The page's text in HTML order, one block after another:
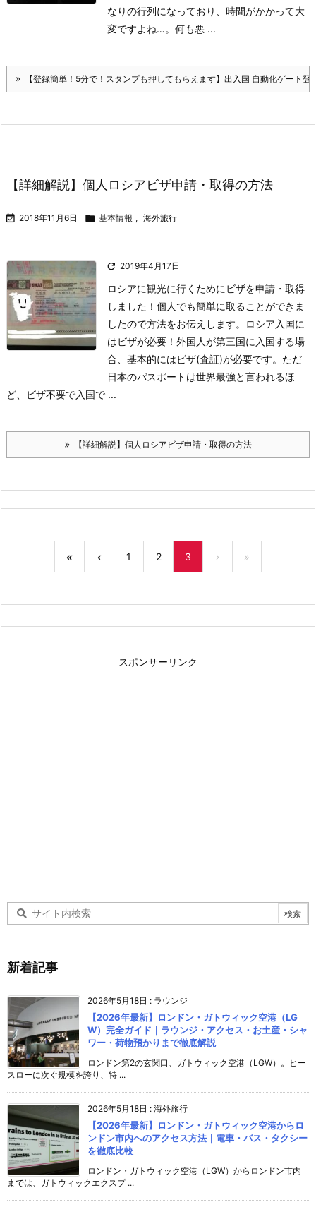
なりの行列になっており、時間がかかって大
変ですよね…。 何も悪 ...
【登録簡単！5分で！スタンプも押してもらえます】出入国 自動化ゲート登
【詳細解説】個人ロシアビザ申請・取得の方法
 2018年11月6日  基本情報 , 海外旅行
 2019年4月17日
ロシアに観光に行くためにビザを申請・取得
しました！ 個人でも簡単に取ることができま
したので方法をお伝えします。
ロシア入国に
はビザが必要！ 外国人が第三国に入国する場
合、基本的にはビザ(査証)が必要です。 ただ
日本のパスポートは世界最強と言われるほ
ど、ビザ不要で入国で ...
【詳細解説】個人ロシアビザ申請・取得の方法
« ‹ 1 2 3 › »
スポンサーリンク
新着記事
2026年5月18日 : ラウンジ
【2026年最新】ロンドン・ガトウィック空港（LG
W）完全ガイド｜ラウンジ・アクセス・お土産・シャ
ワー・荷物預かりまで徹底解説
ロンドン第2の玄関口、ガトウィック空港（LGW）。ヒー
スローに次ぐ規模を誇り、特 ...
2026年5月18日 : 海外旅行
【2026年最新】ロンドン・ガトウィック空港からロ
ンドン市内へのアクセス方法｜電車・バス・タクシー
を徹底比較
ロンドン・ガトウィック空港（LGW）からロンドン市内
までは、ガトウィックエクスプ ...